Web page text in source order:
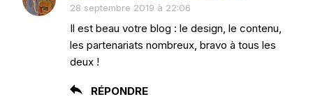
28 septembre 2019 à 22:06
Il est beau votre blog : le design, le contenu,
les partenariats nombreux, bravo à tous les
deux !
RÉPONDRE